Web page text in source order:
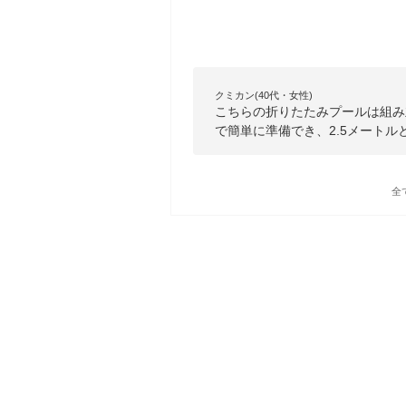
クミカン(40代・女性)
こちらの折りたたみプールは組
で簡単に準備でき、2.5メートル
全